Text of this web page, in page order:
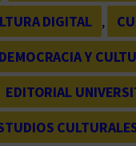
DIGITAL ,
DEMOCRACIA Y
EDITORIAL